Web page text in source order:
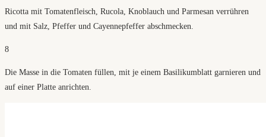
Ricotta mit Tomatenfleisch, Rucola, Knoblauch und Parmesan verrühren
und mit Salz, Pfeffer und Cayennepfeffer abschmecken.
8
Die Masse in die Tomaten füllen, mit je einem Basilikumblatt garnieren und
auf einer Platte anrichten.